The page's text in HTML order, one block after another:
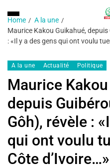
Home
A la une
Maurice Kakou Guikahué,
: «Il y a des gens qui ont voulu
A la une Actualité Politique
Maurice
depuis
Gôh), révèle :
qui ont voulu
Côte d’Ivoire…»